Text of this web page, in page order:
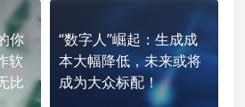
你
软
比
“数字人”崛起：生成成
本大幅降低，未来或将
成为大众标配！